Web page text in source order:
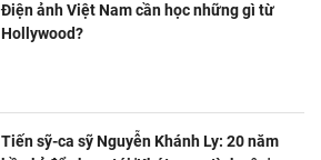
Điện ảnh Việt Nam cần học những gì từ
Hollywood?
Tiến sỹ-ca sỹ Nguyễn Khánh Ly: 20 năm